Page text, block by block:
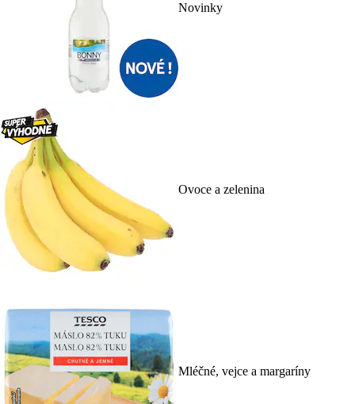
Novinky
Ovoce a zelenina
Mléčné, vejce a margaríny